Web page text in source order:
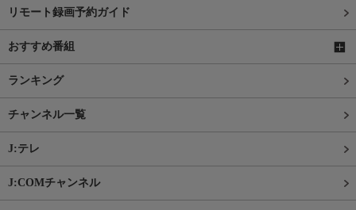
リモート録画予約ガイド
おすすめ番組
ランキング
チャンネル一覧
J:テレ
J:COMチャンネル